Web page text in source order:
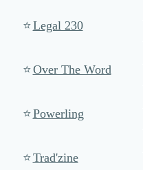
⭐️Legal 230
⭐️Over The Word
⭐️Powerling
⭐️Trad'zine